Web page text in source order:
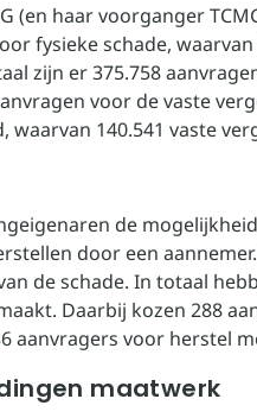
(en haar voorganger
fysieke schade,
zijn er 375.758
voor de vaste
waarvan 140.541 vaste
de
door een
de schade. In totaal
Daarbij kozen 288
aanvragers voor herstel
maatwerk